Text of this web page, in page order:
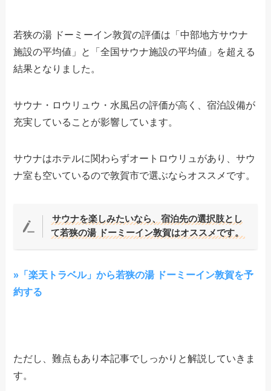
若狭の湯 ドーミーイン敦賀の評価は「中部地方サウナ
施設の平均値」と「全国サウナ施設の平均値」を超える
結果となりました。
サウナ・ロウリュウ・水風呂の評価が高く、宿泊設備が
充実していることが影響しています。
サウナはホテルに関わらずオートロウリュがあり、サウ
ナ室も空いているので敦賀市で選ぶならオススメです。
サウナを楽しみたいなら、宿泊先の選択肢とし
て若狭の湯 ドーミーイン敦賀はオススメです。
»「楽天トラベル」から若狭の湯 ドーミーイン敦賀を予
約する
ただし、難点もあり本記事でしっかりと解説していきま
す。